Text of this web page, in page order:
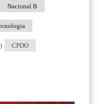
Nacional B
CPDO